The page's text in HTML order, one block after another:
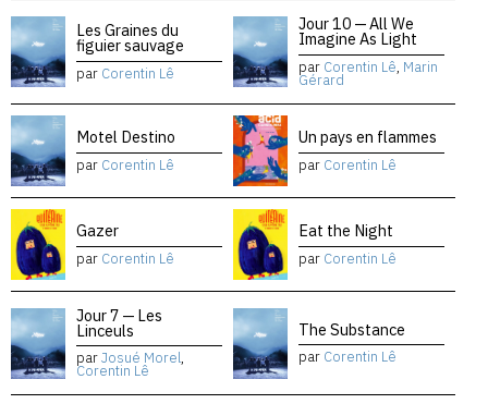
Les Graines du
figuier sauvage
par Corentin Lê
Jour 10 — All We
Imagine As Light
par Corentin Lê, Marin
Gérard
Motel Destino
par Corentin Lê
Un pays en flammes
par Corentin Lê
Gazer
par Corentin Lê
Eat the Night
par Corentin Lê
Jour 7 — Les
Linceuls
parJosué Morel,
Corentin Lê
The Substance
par Corentin Lê